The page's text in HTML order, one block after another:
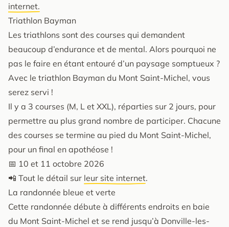
internet.
Triathlon Bayman
Les triathlons sont des courses qui demandent
beaucoup d’endurance et de mental. Alors pourquoi ne
pas le faire en étant entouré d’un paysage somptueux ?
Avec le triathlon Bayman du Mont Saint-Michel, vous
serez servi !
Il y a 3 courses (M, L et XXL), réparties sur 2 jours, pour
permettre au plus grand nombre de participer. Chacune
des courses se termine au pied du Mont Saint-Michel,
pour un final en apothéose !
📅 10 et 11 octobre 2026
📲 Tout le détail sur leur site internet.
La randonnée bleue et verte
Cette randonnée débute à différents endroits en baie
du Mont Saint-Michel et se rend jusqu’à Donville-les-